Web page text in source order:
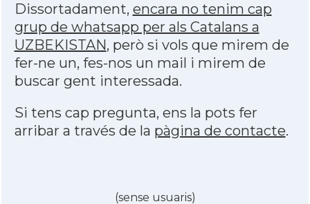
Dissortadament, encara no tenim cap
grup de whatsapp per als Catalans a
UZBEKISTAN, però si vols que mirem de
fer-ne un, fes-nos un mail i mirem de
buscar gent interessada.
Si tens cap pregunta, ens la pots fer
arribar a través de la pàgina de contacte.
(sense usuaris)